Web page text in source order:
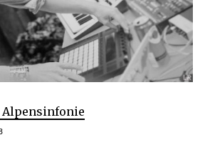
Alpensinfonie